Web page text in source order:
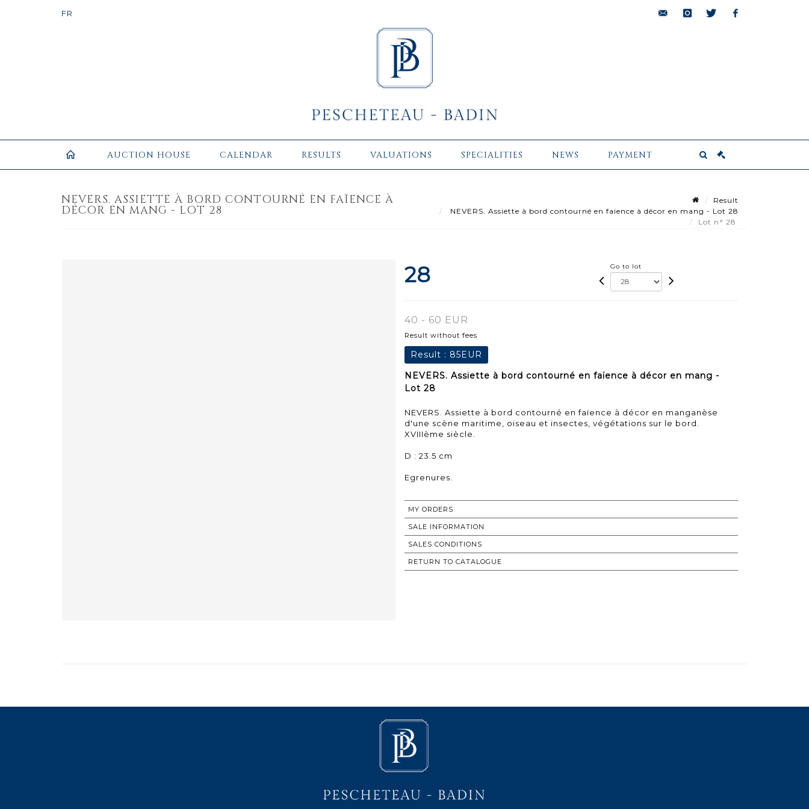
AUCTION HOUSE CALENDAR RESULTS VALUATIONS SPECIALITIES NEWS PAYMENT
NEVERS. ASSIETTE À BORD CONTOURNÉ EN FAÏENCE À
DÉCOR EN MANG - LOT 28
Result
NEVERS. Assiette à bord contourné en faïence à décor en mang - Lot 28
Lot n° 28
28 Go to lot
40 - 60 EUR
Result without fees
Result : 85EUR
NEVERS. Assiette à bord contourné en faïence à décor en mang -
Lot 28
NEVERS. Assiette à bord contourné en faïence à décor en manganèse
d'une scène maritime, oiseau et insectes, végétations sur le bord.
XVIIIème siècle.
D : 23.5 cm
Egrenures.
MY ORDERS
SALE INFORMATION
SALES CONDITIONS
RETURN TO CATALOGUE